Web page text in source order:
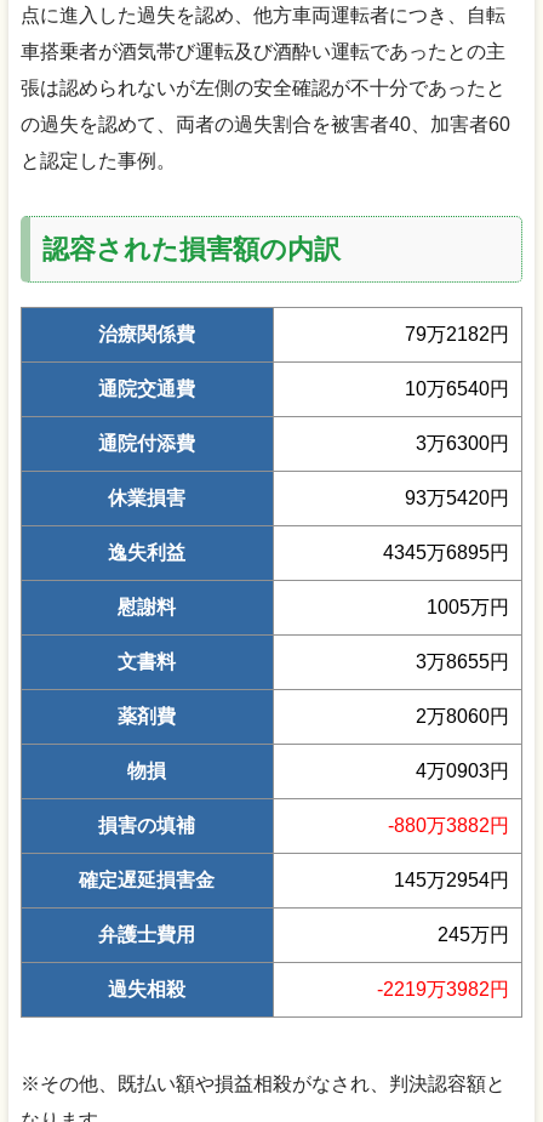
点に進入した過失を認め、他方車両運転者につき、自転
車搭乗者が酒気帯び運転及び酒酔い運転であったとの主
張は認められないが左側の安全確認が不十分であったと
の過失を認めて、両者の過失割合を被害者40、加害者60
と認定した事例。
認容された損害額の内訳
治療関係費 79万2182円
通院交通費 10万6540円
通院付添費 3万6300円
休業損害 93万5420円
逸失利益 4345万6895円
慰謝料 1005万円
文書料 3万8655円
薬剤費 2万8060円
物損 4万0903円
損害の填補 -880万3882円
確定遅延損害金 145万2954円
弁護士費用 245万円
過失相殺 -2219万3982円
※その他、既払い額や損益相殺がなされ、判決認容額と